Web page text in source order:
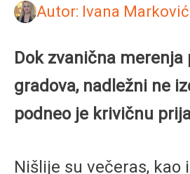
Autor: Ivana Marković
Dok zvanična
gradova, nadležni ne
podneo je krivičnu
Nišlije su večeras,